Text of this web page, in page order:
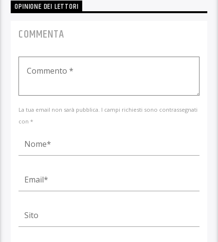
OPINIONE DEI LETTORI
COMMENTA
La tua email non sarà pubblica. I campi richiesti sono contrassegnati
con *